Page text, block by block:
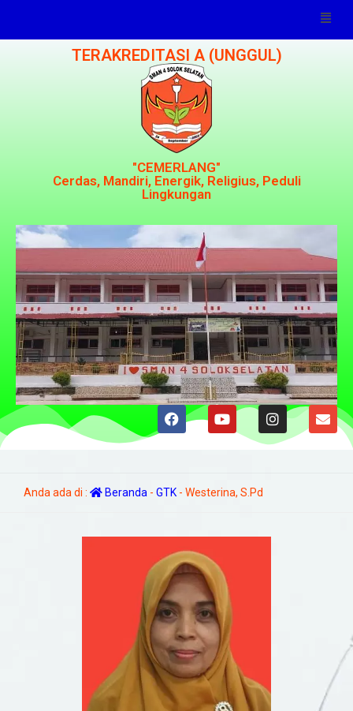
TERAKREDITASI A (UNGGUL)
"CEMERLANG"
Cerdas, Mandiri, Energik, Religius, Peduli
Lingkungan
Anda ada di : Beranda - GTK - Westerina, S.Pd